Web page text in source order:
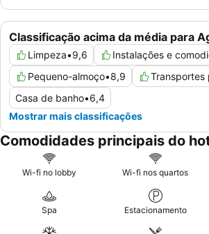
Classificação acima da média para
Limpeza•9,6 Instalações e
Pequeno-almoço•8,9 Transportes
Casa de banho•6,4
Mostrar mais classificações
Comodidades principais do
Wi-fi no lobby Wi-fi nos quartos
Spa Estacionamento